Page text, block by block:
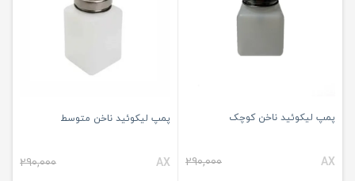
پمپ لیکوئید ناخن کوچک
AX
290,000
پمپ لیکوئید ناخن متوسط
AX
290,000